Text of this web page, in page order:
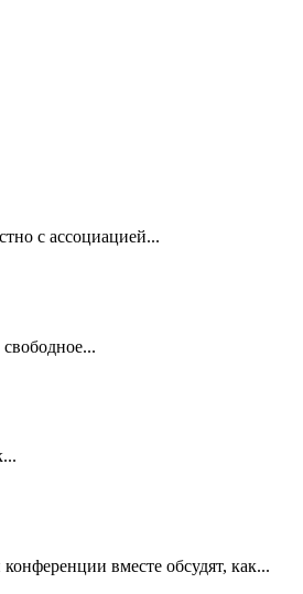
с ассоциацией...
вместе обсудят, как...